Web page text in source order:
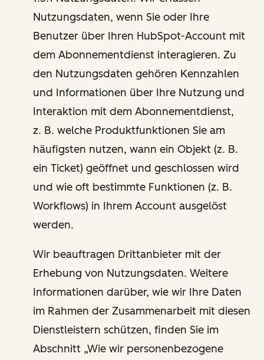
Nutzungsdaten, wenn Sie oder Ihre
Benutzer über Ihren HubSpot-Account mit
dem Abonnementdienst interagieren. Zu
den Nutzungsdaten gehören Kennzahlen
und Informationen über Ihre Nutzung und
Interaktion mit dem Abonnementdienst,
z. B. welche Produktfunktionen Sie am
häufigsten nutzen, wann ein Objekt (z. B.
ein Ticket) geöffnet und geschlossen wird
und wie oft bestimmte Funktionen (z. B.
Workflows) in Ihrem Account ausgelöst
werden.
Wir beauftragen Drittanbieter mit der
Erhebung von Nutzungsdaten. Weitere
Informationen darüber, wie wir Ihre Daten
im Rahmen der Zusammenarbeit mit diesen
Dienstleistern schützen, finden Sie im
Abschnitt „Wie wir personenbezogene